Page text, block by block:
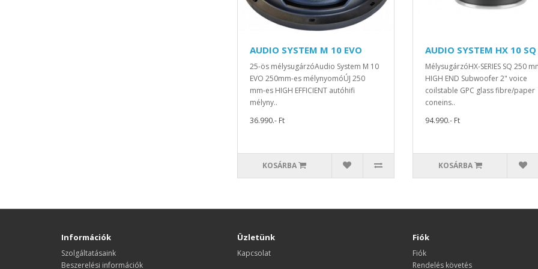
AUDIO SYSTEM M 10 EVO
25-ös mélysugárzóAudio System M 10
EVO 250mm-es mélynyomóÚJ 250
mm-es HIGH EFFICIENT autóhifi
mélyny..
36.990.- Ft
KOSÁRBA
AUDIO SYSTEM HX 10 SQ
MélysugárzóHX-SERIES SQ 250
HIGH END Subwoofer 2" voice
coilstable GPC glass fibre/paper
coneins..
94.990.- Ft
KOSÁRBA
Információk
Szolgáltatásaink
Beszerelési információk
Üzletünk
Kapcsolat
Fiók
Fiók
Rendelés követés